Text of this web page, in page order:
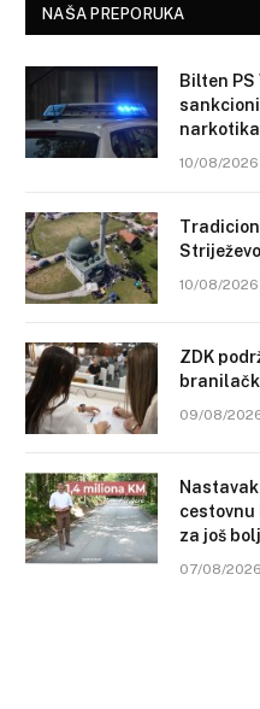
NAŠA PREPORUKA
Bilten PS
10/08/2026
10/08/2026
ZDK
09/08/
za još
07/08/2026